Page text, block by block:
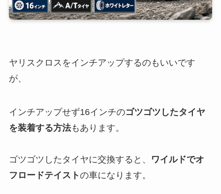
ヤリスクロスをインチアップするのもいいです
が、
インチアップせず16インチのゴツゴツしたタイヤ
を装着する方法もあります。
ゴツゴツしたタイヤに交換すると、
ワイルドでオ
フロードテイストの車になります。